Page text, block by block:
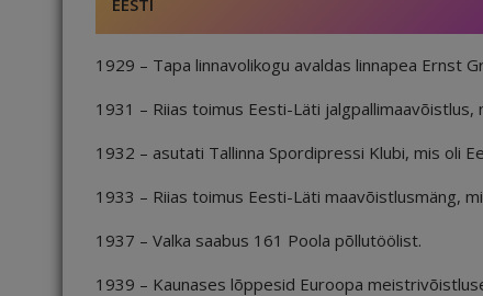
EESTI
1929 – Tapa linnavolikogu avaldas linnapea Ernst
1931 – Riias toimus Eesti-Läti jalgpallimaavõistlus,
1932 – asutati Tallinna Spordipressi Klubi, mis oli
1933 – Riias toimus Eesti-Läti maavõistlusmäng,
1937 – Valka saabus 161 Poola põllutöölist.
1939 – Kaunases lõppesid Euroopa